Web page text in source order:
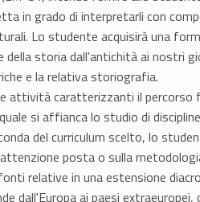
in grado di interpretarli con
Lo studente acquisirà una
della storia dall'antichità ai nostri
e la relativa storiografia.
attività caratterizzanti il
si affianca lo studio di
del curriculum scelto, lo
posta o sulla
relative in una estensione
dall'Europa ai paesi